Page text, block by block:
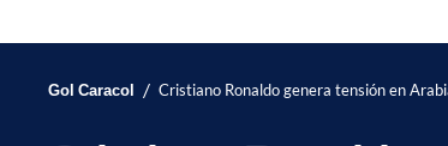
Gol Caracol / Cristiano Ronaldo genera tensión en